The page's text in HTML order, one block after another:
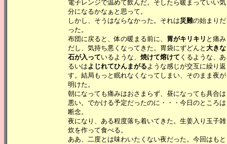
電子レンジで温めて飲んだ。そしたら暖まっていい気
分になるかなぁと思って。
しかし、そうはならなかった。それは災難の始まりだ
った。
布団に戻ると、体の暖まる前に、 胃がキリキリ と痛み
だし、気持ち悪くなってきた。胃袋にずどんと 大きな
石が入っているような、 焼けて熔けて くるような、あ
るいはよじれてひんまがるような感じが交互に繰り返
す。結局もっと眠れなくなってしまい、そのまま夜が
明けた。
朝になっても痛みはおさまらず、昼になっても具合は
悪い。でかける予定だったのに・・・今日のところは
断念。
夜になり、ある程度落ち着いてきた。生姜入り玉子雑
炊を作って食べる。
ああ、二度とは味わいたくない夜だった。今回はもと